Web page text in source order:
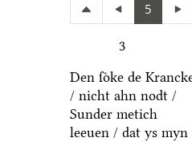
5
3
Den ſoͤke de
/ nicht ahn nodt /
Sunder metich
leeuen / dat ys myn